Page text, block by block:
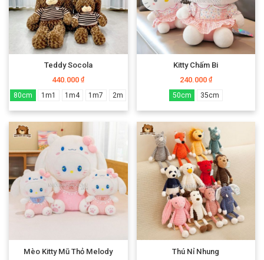
Teddy Socola
440.000₫
80cm 1m1 1m4 1m7 2m
Kitty Chấm Bi
240.000 ₫
50cm 35cm
Mèo Kitty Mũ Thỏ Melody
Thú Nỉ Nhung